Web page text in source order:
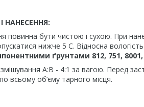
НАНЕСЕННЯ:
повинна бути чистою і сухою. При
нижче 5 C. Відносна
ґрунтами 812, 751, 8001,
A:B - 4:1 за вагою. Перед
всьому об’єму тарного місця.